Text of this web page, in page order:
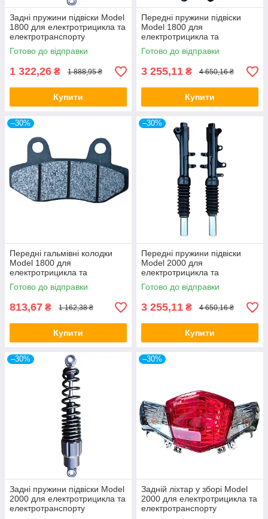
Задні пружини підвіски Model
1800 для електротрицикла та
електротранспорту
Готово до відправки
1 322,26 ₴ 1 888,95 ₴
Купити
Передні пружини підвіски
Model 1800 для
електротрицикла та
електротранспорту
Готово до відправки
3 255,11 ₴ 4 650,16 ₴
Купити
–30%
Передні гальмівні колодки
Model 1800 для
електротрицикла та
електроскутера
Готово до відправки
813,67 ₴ 1 162,38 ₴
Купити
–30%
Передні пружини підвіски
Model 2000 для
електротрицикла та
електротранспорту
Готово до відправки
3 255,11 ₴ 4 650,16 ₴
Купити
–30%
Задні пружини підвіски Model
2000 для електротрицикла та
електротранспорту
–30%
Задній ліхтар у зборі Model
2000 для електротрицикла та
електротранспорту